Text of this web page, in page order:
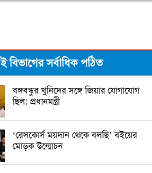
বিভাগের সর্বাধিক পঠিত
বঙ্গবন্ধুর খুনিদের সঙ্গে জিয়ার যোগাযোগ
ছিল: প্রধানমন্ত্রী
‘রেসকোর্স ময়দান থেকে বলছি’ বইয়ের
মোড়ক উন্মোচন